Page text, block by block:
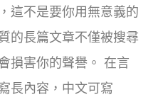
這不是要你用無意義的
的長篇文章不僅被搜尋
損害你的聲譽。 在言
長內容，中文可寫